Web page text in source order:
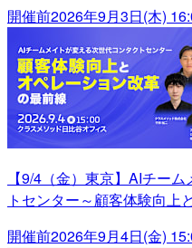
開催前2026年9月3日(木)
【9/4（金）東京】AIチー
トセンター～顧客体験向上
開催前2026年9月4日(金)